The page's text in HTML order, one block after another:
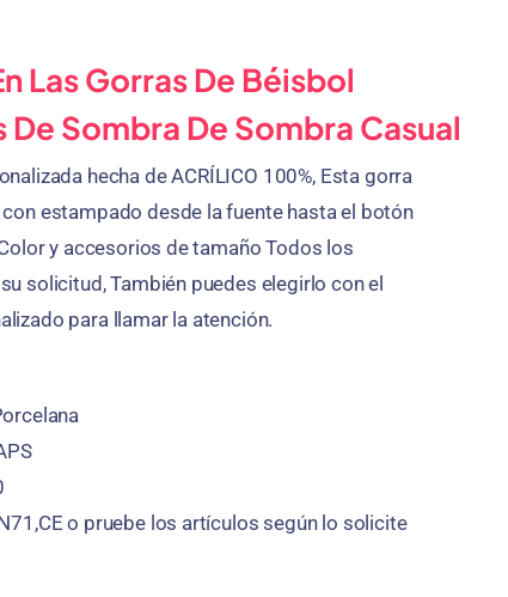
Las Gorras De Béisbol
Sombra De Sombra Casual
hecha de ACRÍLICO 100%, Esta gorra
estampado desde la fuente hasta el botón
y accesorios de tamaño Todos los
solicitud, También puedes elegirlo con el
para llamar la atención.
o pruebe los artículos según lo solicite